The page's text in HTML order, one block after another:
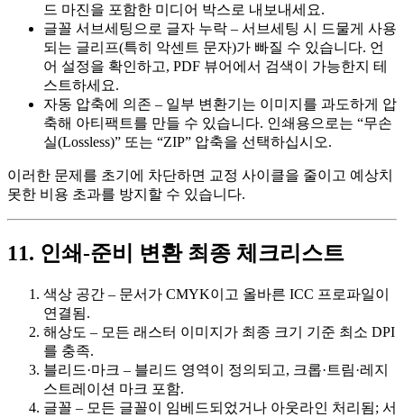
드 마진을 포함한 미디어 박스로 내보내세요.
글꼴 서브세팅으로 글자 누락 – 서브세팅 시 드물게 사용
되는 글리프(특히 악센트 문자)가 빠질 수 있습니다. 언
어 설정을 확인하고, PDF 뷰어에서 검색이 가능한지 테
스트하세요.
자동 압축에 의존 – 일부 변환기는 이미지를 과도하게 압
축해 아티팩트를 만들 수 있습니다. 인쇄용으로는 “무손
실(Lossless)” 또는 “ZIP” 압축을 선택하십시오.
이러한 문제를 초기에 차단하면 교정 사이클을 줄이고 예상치
못한 비용 초과를 방지할 수 있습니다.
11. 인쇄‑준비 변환 최종 체크리스트
색상 공간 – 문서가 CMYK이고 올바른 ICC 프로파일이
연결됨.
해상도 – 모든 래스터 이미지가 최종 크기 기준 최소 DPI
를 충족.
블리드·마크 – 블리드 영역이 정의되고, 크롭·트림·레지
스트레이션 마크 포함.
글꼴 – 모든 글꼴이 임베드되었거나 아웃라인 처리됨; 서